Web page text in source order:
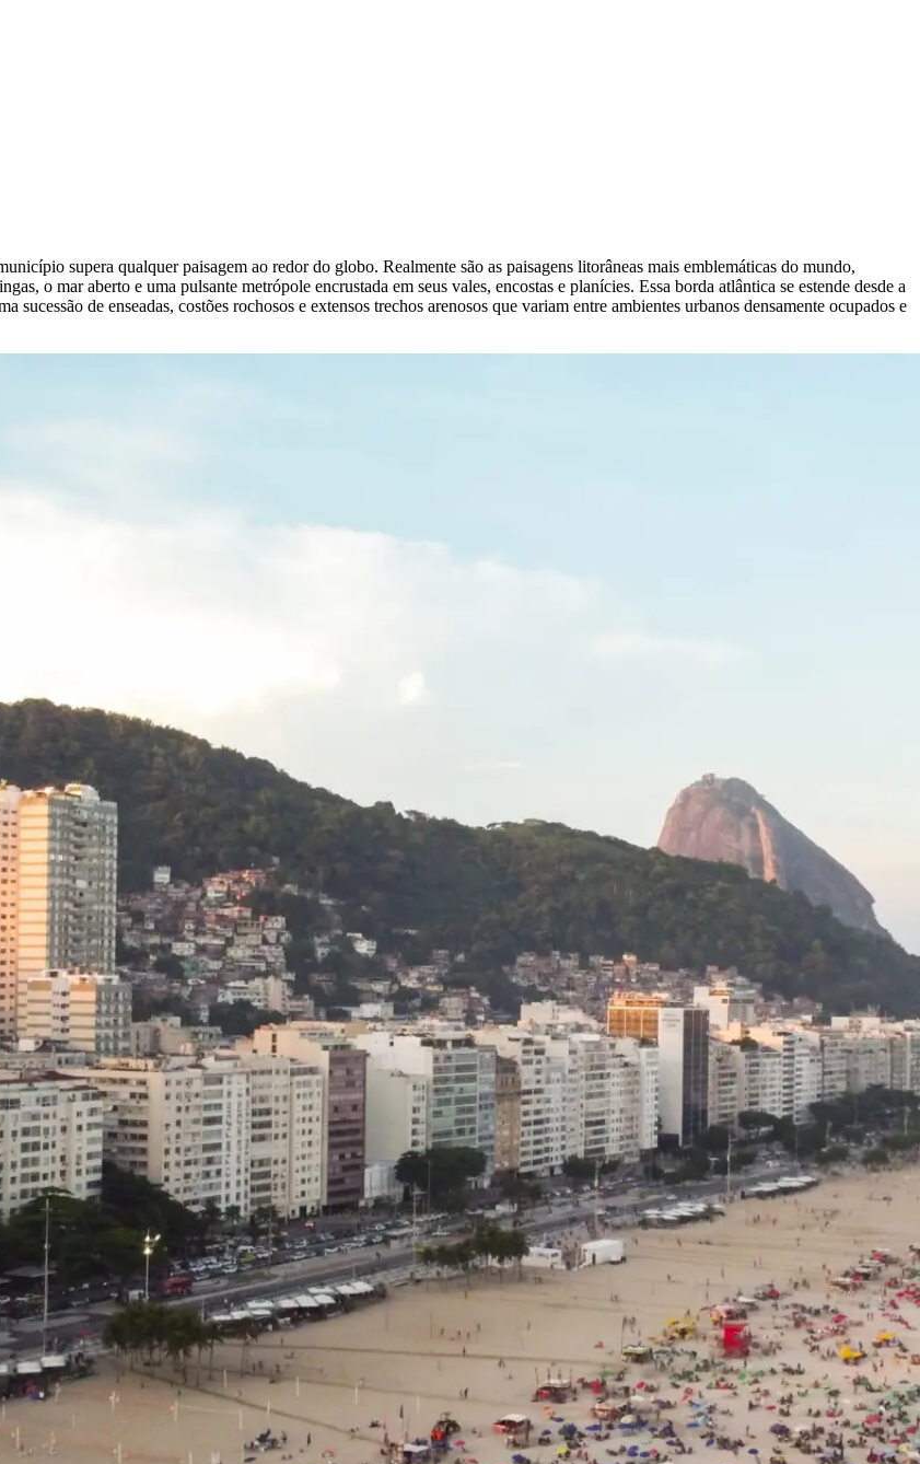
supera qualquer paisagem ao redor do globo. Realmente são as paisagens litorâneas mais emblemáticas do mundo,
o mar aberto e uma pulsante metrópole encrustada em seus vales, encostas e planícies. Essa borda atlântica se estende desde a
de enseadas, costões rochosos e extensos trechos arenosos que variam entre ambientes urbanos densamente ocupados e